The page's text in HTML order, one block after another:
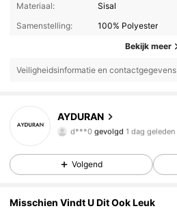
Materiaal:
Sisal
Samenstelling:
100% Polyester
Bekijk meer
Veiligheidsinformatie en contactgegevens
AYDURAN
4.33
d***0gevolgd
4.33
7 Volgers
4.33 7 Volgers
4.33 7 Volgers
Volgend
Misschien Vindt U Dit Ook Leuk